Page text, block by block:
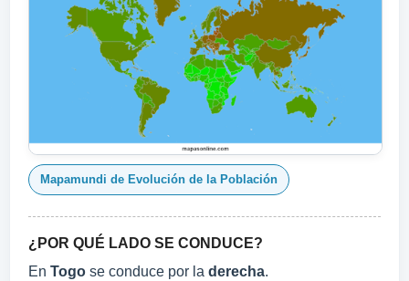
Mapamundi de Evolución de la Población
¿POR QUÉ LADO SE CONDUCE?
En Togo se conduce por la derecha.